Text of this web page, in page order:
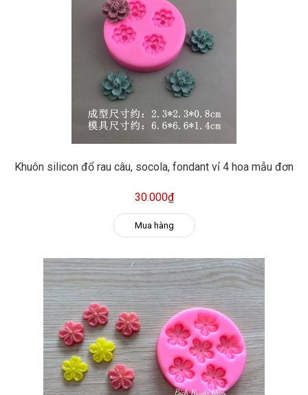
Khuôn silicon đổ rau câu, socola, fondant vỉ 4 hoa mẫu đơn
30.000₫
Mua hàng